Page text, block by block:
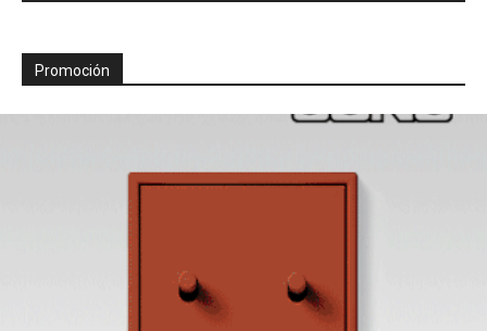
Promoción